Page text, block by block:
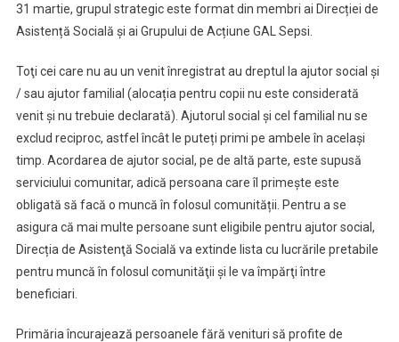
31 martie, grupul strategic este format din membri ai Direcției de
Asistență Socială și ai Grupului de Acțiune GAL Sepsi.
Toţi cei care nu au un venit înregistrat au dreptul la ajutor social şi
/ sau ajutor familial (alocația pentru copii nu este considerată
venit și nu trebuie declarată). Ajutorul social şi cel familial nu se
exclud reciproc, astfel încât le puteți primi pe ambele în același
timp. Acordarea de ajutor social, pe de altă parte, este supusă
serviciului comunitar, adică persoana care îl primește este
obligată să facă o muncă în folosul comunității. Pentru a se
asigura că mai multe persoane sunt eligibile pentru ajutor social,
Direcția de Asistenţă Socială va extinde lista cu lucrările pretabile
pentru muncă în folosul comunităţii și le va împărţi între
beneficiari.
Primăria încurajează persoanele fără venituri să profite de